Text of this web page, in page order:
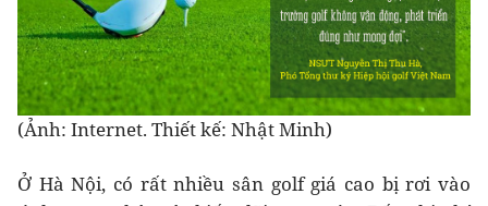
(Ảnh: Internet. Thiết kế: Nhật Minh)
Ở Hà Nội, có rất nhiều sân golf giá cao bị rơi vào